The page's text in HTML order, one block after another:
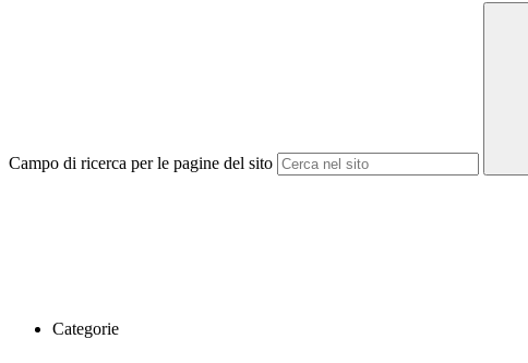
Campo di ricerca per le pagine del sito
Categorie